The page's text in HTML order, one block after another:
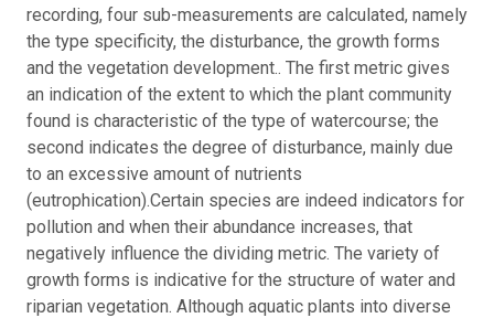
recording, four sub-measurements are calculated, namely
the type specificity, the disturbance, the growth forms
and the vegetation development.. The first metric gives
an indication of the extent to which the plant community
found is characteristic of the type of watercourse; the
second indicates the degree of disturbance, mainly due
to an excessive amount of nutrients
(eutrophication).Certain species are indeed indicators for
pollution and when their abundance increases, that
negatively influence the dividing metric. The variety of
growth forms is indicative for the structure of water and
riparian vegetation. Although aquatic plants into diverse